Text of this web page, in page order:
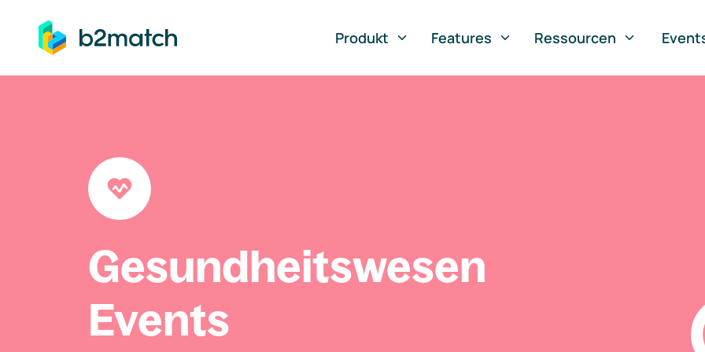
springen
Produkt
Features Ressourcen
Gesundheitswesen
Events